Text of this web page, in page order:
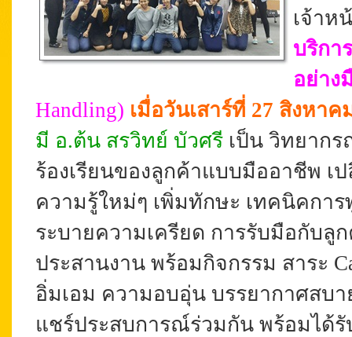
เจ้าห
บริกา
อย่า
Handling) เมื่อวันเสาร์ที่ 27 สิงหาค
มี อ.ต้น สรวิทย์ บัวศรี เป็น วิทยาก
ร้องเรียนของลูกค้าแบบมืออาชีพ เ
ความรู้ใหม่ๆ เพิ่มทักษะ เทคนิคกา
ระบายความเครียด การรับมือกับลู
ประสานงาน พร้อมกิจกรรม สาระ
อิ่มเอม ความอบอุ่น บรรยากาศสบา
แชร์ประสบการณ์ร่วมกัน พร้อมได้